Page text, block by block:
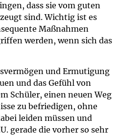
dass sie vom guten
sind. Wichtig ist es
Maßnahmen
werden, wenn sich das
und Ermutigung
und das Gefühl von
Schüler, einen neuen Weg
zu befriedigen, ohne
leiden müssen und
gerade die vorher so sehr